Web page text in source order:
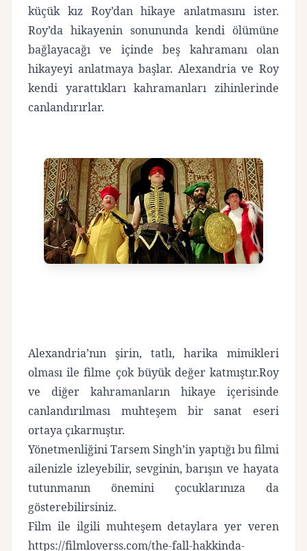
küçük kız Roy’dan hikaye anlatmasını ister.
Roy’da hikayenin sonununda kendi ölümüne
bağlayacağı ve içinde beş kahramanı olan
hikayeyi anlatmaya başlar. Alexandria ve Roy
kendi yarattıkları kahramanları zihinlerinde
canlandırırlar.
Alexandria’nın şirin, tatlı, harika mimikleri
olması ile filme çok büyük değer katmıştır.Roy
ve diğer kahramanların hikaye içerisinde
canlandırılması muhteşem bir sanat eseri
ortaya çıkarmıştır.
Yönetmenliğini Tarsem Singh’in yaptığı bu filmi
ailenizle izleyebilir, sevginin, barışın ve hayata
tutunmanın önemini çocuklarınıza da
gösterebilirsiniz.
Film ile ilgili muhteşem detaylara yer veren
https://filmloverss.com/the-fall-hakkinda-